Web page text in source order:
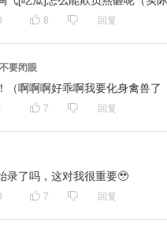
8 回复
要闭眼
（啊啊啊好乖啊我要化身禽兽了
7 回复
录了吗，这对我很重要🥹
7 回复